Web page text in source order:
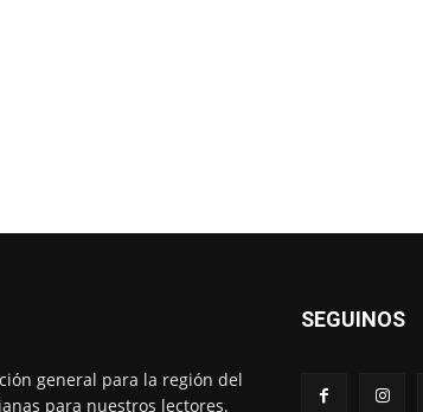
general para la región del
para nuestros lectores.
SEGUINOS